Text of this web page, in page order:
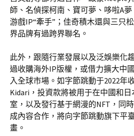
師、名偵探柯南、寶可夢、哆啦A夢
游戲IP“牽手”；佳奇積木還與三只
界品牌有過跨界聯名。
此外，跟隨行業發展以及泛娛樂化
過收購海外IP版權，或借力擴大中
入全球市場。如字節跳動于2022年
Kidari，投資款將被用于在中國和
室，以及發行基于網漫的NFT，同
成內容合作，將向字節跳動旗下平
畫。